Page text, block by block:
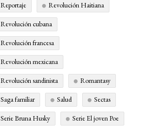
Reportaje Revolución Haitiana
Revolución cubana
Revolución francesa
Revolución mexicana
Revolución sandinista Romantasy
Saga familiar Salud Sectas
Serie Bruna Husky Serie El joven Poe